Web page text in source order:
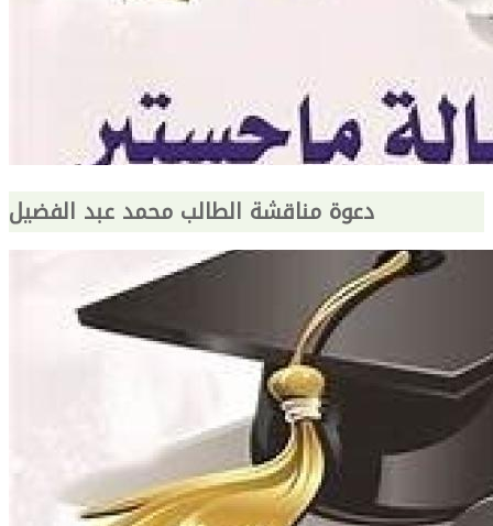
دعوة مناقشة الطالب محمد عبد الفضيل